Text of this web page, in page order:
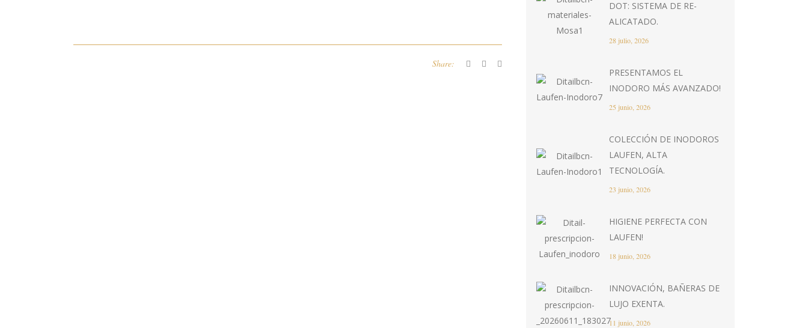
Share:
DOT: SISTEMA DE RE-
ALICATADO.
28 julio, 2026
PRESENTAMOS EL
INODORO MÁS AVANZADO!
25 junio, 2026
COLECCIÓN DE INODOROS
LAUFEN, ALTA
TECNOLOGÍA.
23 junio, 2026
HIGIENE PERFECTA CON
LAUFEN!
18 junio, 2026
INNOVACIÓN, BAÑERAS DE
LUJO EXENTA.
11 junio, 2026